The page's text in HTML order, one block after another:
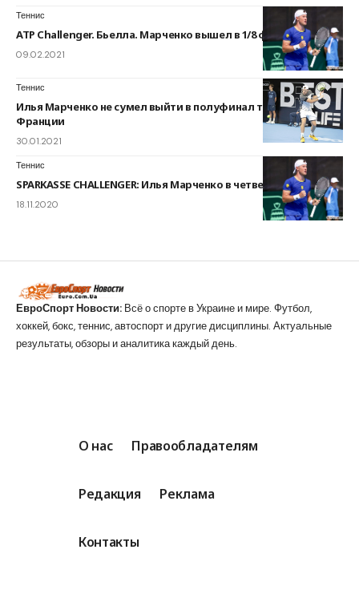
Теннис
ATP Challenger. Бьелла. Марченко вышел в 1/8 финала
09.02.2021
Теннис
Илья Марченко не сумел выйти в полуфинал турнира во
Франции
30.01.2021
Теннис
SPARKASSE CHALLENGER: Илья Марченко в четвертьфинале
18.11.2020
ЕвроСпорт Новости: Всё о спорте в Украине и мире. Футбол,
хоккей, бокс, теннис, автоспорт и другие дисциплины. Актуальные
результаты, обзоры и аналитика каждый день.
О нас Правообладателям
Редакция Реклама
Контакты